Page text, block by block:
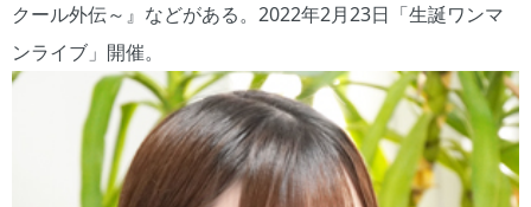
クール外伝～』などがある。2022年2月23日「生誕ワンマ
ンライブ」開催。